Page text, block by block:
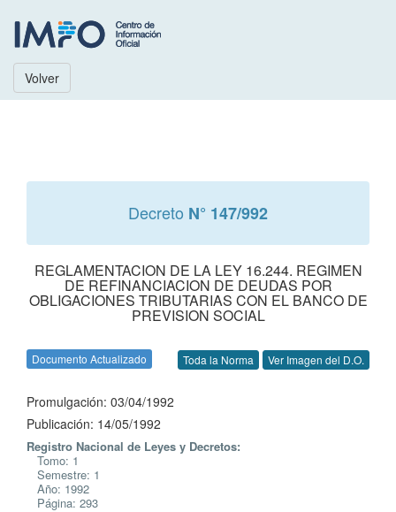
Volver
Decreto N° 147/992
REGLAMENTACION DE LA LEY 16.244. REGIMEN
DE REFINANCIACION DE DEUDAS POR
OBLIGACIONES TRIBUTARIAS CON EL BANCO DE
PREVISION SOCIAL
Documento Actualizado Toda la Norma Ver Imagen del D.O.
Promulgación: 03/04/1992
Publicación: 14/05/1992
Registro Nacional de Leyes y Decretos:
Tomo: 1
Semestre: 1
Año: 1992
Página: 293